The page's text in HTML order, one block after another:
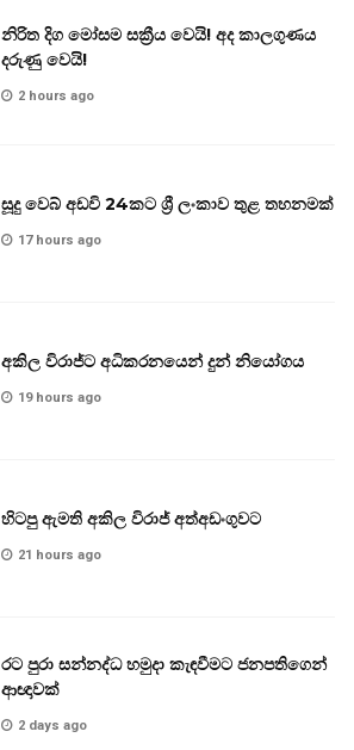
නිරිත දිග මෝසම සක්‍රීය වෙයි! අද කාලගුණය
දරුණු වෙයි!
2 hours ago
සූදු වෙබ් අඩවි 24කට ශ්‍රී ලංකාව තුළ තහනමක්
17 hours ago
අකිල විරාජ්ට අධිකරනයෙන් දුන් නියෝගය
19 hours ago
හිටපු ඇමති අකිල විරාජ් අත්අඩංගුවට
21 hours ago
රට පුරා සන්නද්ධ හමුදා කැඳවීමට ජනපතිගෙන්
ආඥාවක්
2 days ago